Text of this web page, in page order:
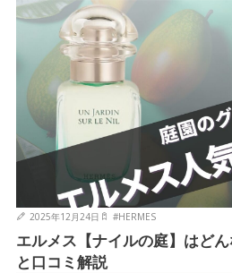
2025年12月24日 #HERMES
エルメス【ナイルの庭】はど
と口コミ解説